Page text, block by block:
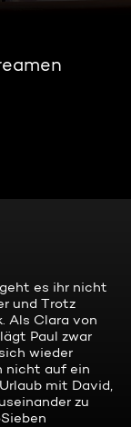
es ihr nicht
und Trotz
Als Clara von
Paul zwar
wieder
nicht auf ein
mit David,
zu